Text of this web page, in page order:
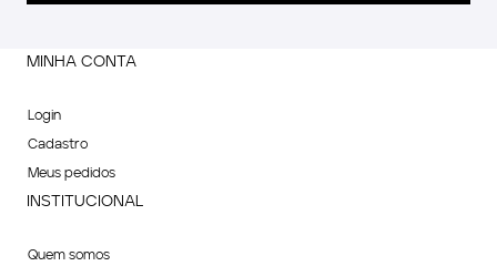
MINHA CONTA
Login
Cadastro
Meus pedidos
INSTITUCIONAL
Quem somos